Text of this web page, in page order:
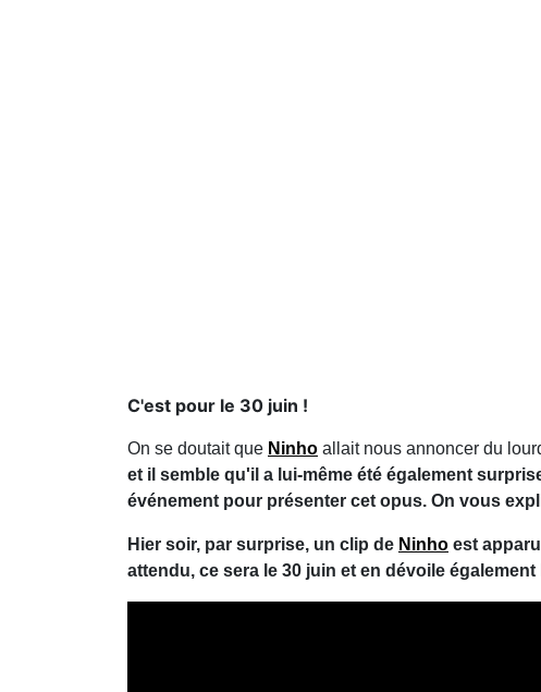
C'est pour le 30 juin !
On se doutait que Ninho allait nous annoncer du
et il semble qu'il a lui-même été également
événement pour présenter cet opus. On vous
Hier soir, par surprise, un clip de Ninho est
attendu, ce sera le 30 juin et en dévoile